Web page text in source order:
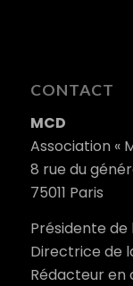
CONTACT
MCD
Association «
8 rue du
75011 Paris
Présidente de
Directrice de
Rédacteur en